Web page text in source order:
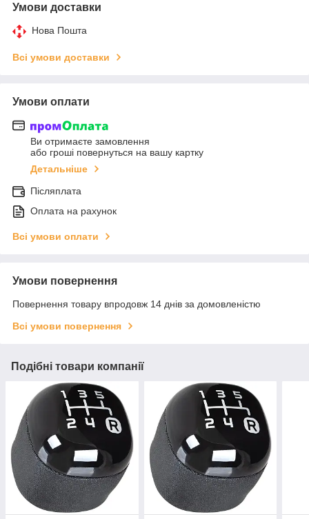
Умови доставки
Нова Пошта
Всі умови доставки
Умови оплати
Ви отримаєте замовлення
або гроші повернуться на вашу картку
Детальніше
Післяплата
Оплата на рахунок
Всі умови оплати
Умови повернення
Повернення товару впродовж 14 днів за домовленістю
Всі умови повернення
Подібні товари компанії